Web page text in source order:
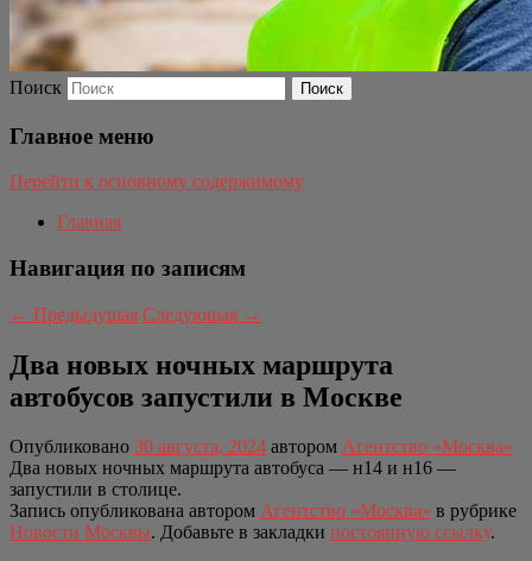
Поиск
Главное меню
Перейти к основному содержимому
Главная
Навигация по записям
← Предыдущая Следующая →
Два новых ночных маршрута
автобусов запустили в Москве
Опубликовано 30 августа, 2024 автором Агентство «Москва»
Два новых ночных маршрута автобуса — н14 и н16 —
запустили в столице.
Запись опубликована автором Агентство «Москва» в рубрике
Новости Москвы. Добавьте в закладки постоянную ссылку.